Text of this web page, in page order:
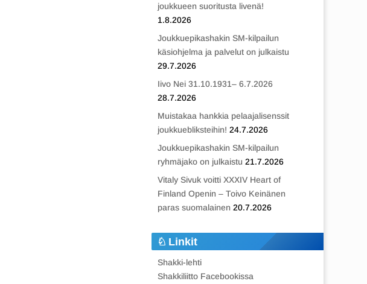
joukkueen suoritusta livenä!
1.8.2026
Joukkuepikashakin SM-kilpailun
käsiohjelma ja palvelut on julkaistu
29.7.2026
Iivo Nei 31.10.1931– 6.7.2026
28.7.2026
Muistakaa hankkia pelaajalisenssit
joukkuebliksteihin! 24.7.2026
Joukkuepikashakin SM-kilpailun
ryhmäjako on julkaistu 21.7.2026
Vitaly Sivuk voitti XXXIV Heart of
Finland Openin – Toivo Keinänen
paras suomalainen 20.7.2026
Linkit
Shakki-lehti
Shakkiliitto Facebookissa